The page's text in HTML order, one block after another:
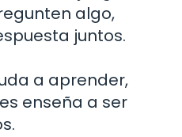
algo,
juntos.
a aprender,
enseña a ser